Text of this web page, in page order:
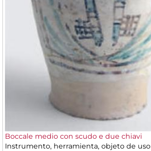
Boccale medio con scudo e due chiavi
Instrumento, herramienta, objeto de uso